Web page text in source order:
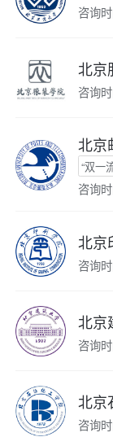
咨询
北京
咨询
北京
“双一
咨询
北京
咨询
北京
咨询
北京
咨询